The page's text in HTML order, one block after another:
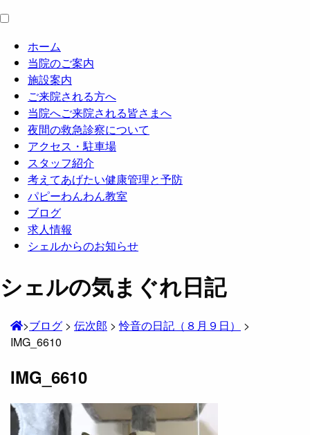
ホーム
当院のご案内
施設案内
ご来院される方へ
当院へご来院される皆さまへ
夜間の救急診察について
アクセス・駐車場
スタッフ紹介
考えてあげたい健康管理と予防
パピーわんわん教室
ブログ
求人情報
シェルからのお知らせ
シェルの気まぐれ日記
>ブログ > 伝次郎 >怜音の日記（８月９日）
>
IMG_6610
IMG_6610